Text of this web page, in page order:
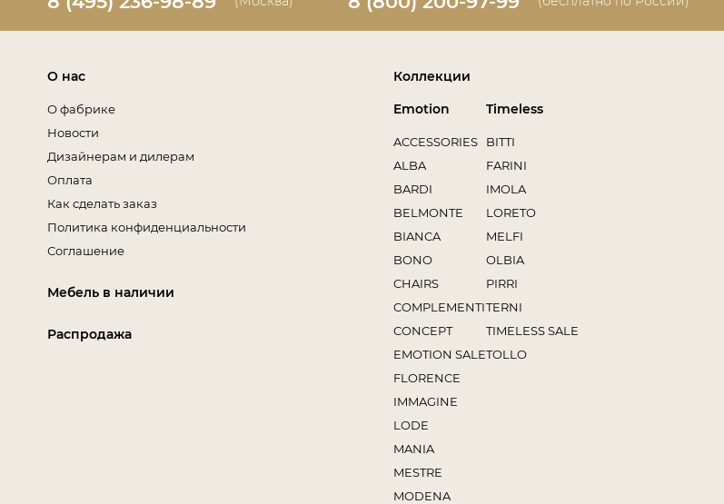
О нас
О фабрике
Новости
Дизайнерам и дилерам
Оплата
Как сделать заказ
Политика конфиденциальности
Соглашение
Мебель в наличии
Распродажа
Коллекции
Emotion
ACCESSORIES
ALBA
BARDI
BELMONTE
BIANCA
BONO
CHAIRS
COMPLEMENTI
CONCEPT
EMOTION SALE
FLORENCE
IMMAGINE
LODE
MANIA
MESTRE
MODENA
Timeless
BITTI
FARINI
IMOLA
LORETO
MELFI
OLBIA
PIRRI
TERNI
TIMELESS SALE
TOLLO